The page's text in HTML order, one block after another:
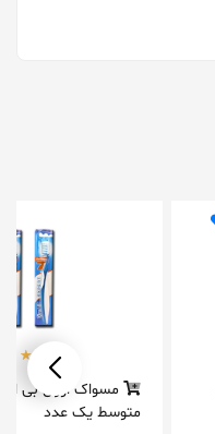
مسواک اورال بی
متوسط یک عدد